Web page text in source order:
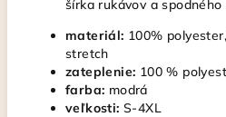
šírka rukávov a spodného
materiál: 100%
stretch
zateplenie: 100 %
farba: modrá
veľkosti: S-4XL